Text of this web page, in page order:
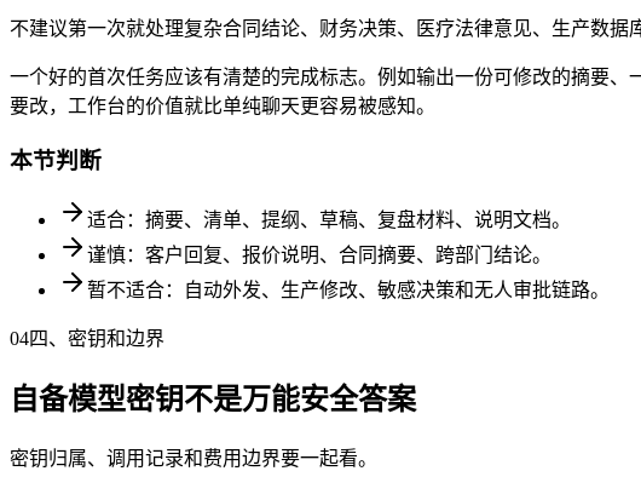
不建议第一次就处理复杂合同结论、财务决策、医疗法律意见、生产数
一个好的首次任务应该有清楚的完成标志。例如输出一份可修改的摘要
要改，工作台的价值就比单纯聊天更容易被感知。
本节判断
适合：摘要、清单、提纲、草稿、复盘材料、说明文档。
谨慎：客户回复、报价说明、合同摘要、跨部门结论。
暂不适合：自动外发、生产修改、敏感决策和无人审批链路。
04四、密钥和边界
自备模型密钥不是万能安全答案
密钥归属、调用记录和费用边界要一起看。